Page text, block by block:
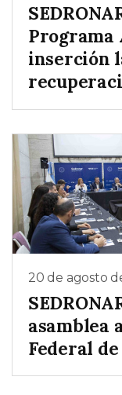
Programa
inserción
20 de agosto
asamblea
Federal